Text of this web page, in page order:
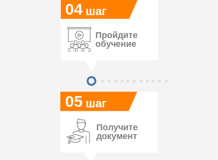
05
04 шаг
шаг
Пройдите
обучение
Получите
документ